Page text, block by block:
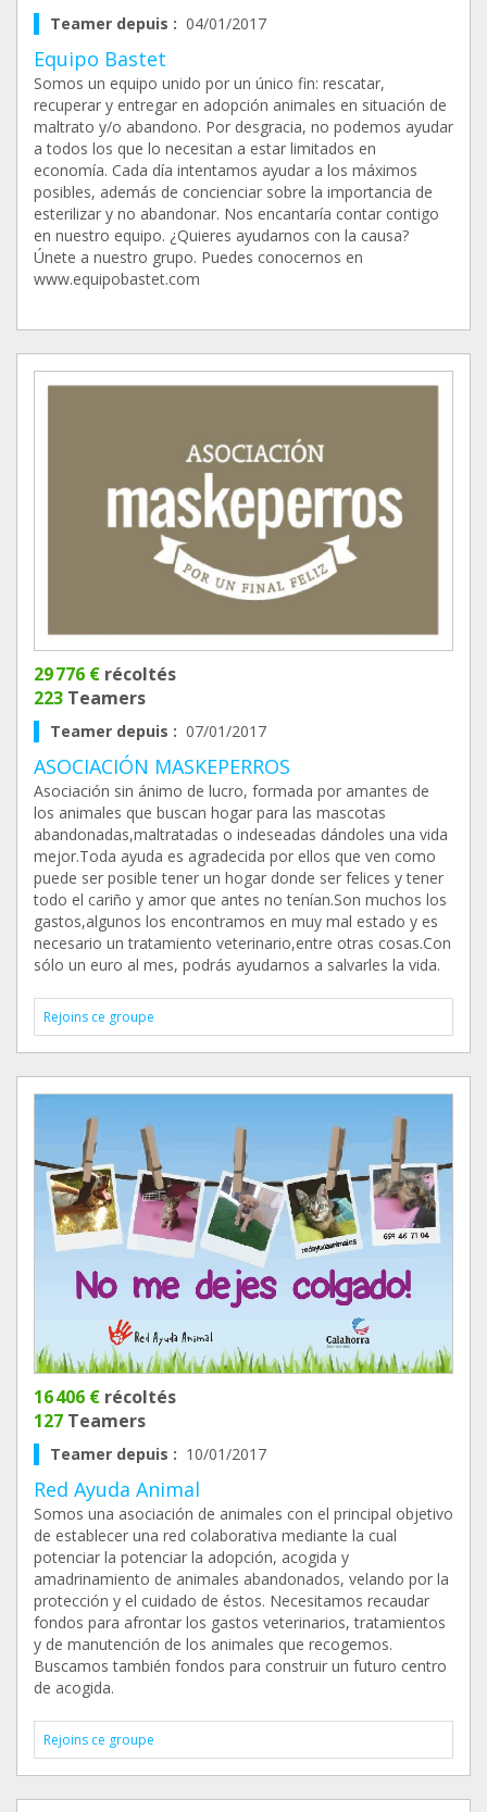
Teamer depuis : 04/01/2017
Equipo Bastet
Somos un equipo unido por un único fin: rescatar,
recuperar y entregar en adopción animales en situación de
maltrato y/o abandono. Por desgracia, no podemos ayudar
a todos los que lo necesitan a estar limitados en
economía. Cada día intentamos ayudar a los máximos
posibles, además de concienciar sobre la importancia de
esterilizar y no abandonar. Nos encantaría contar contigo
en nuestro equipo. ¿Quieres ayudarnos con la causa?
Únete a nuestro grupo. Puedes conocernos en
www.equipobastet.com
29 776 € récoltés
223 Teamers
Teamer depuis : 07/01/2017
ASOCIACIÓN MASKEPERROS
Asociación sin ánimo de lucro, formada por amantes de
los animales que buscan hogar para las mascotas
abandonadas,maltratadas o indeseadas dándoles una vida
mejor.Toda ayuda es agradecida por ellos que ven como
puede ser posible tener un hogar donde ser felices y tener
todo el cariño y amor que antes no tenían.Son muchos los
gastos,algunos los encontramos en muy mal estado y es
necesario un tratamiento veterinario,entre otras cosas.Con
sólo un euro al mes, podrás ayudarnos a salvarles la vida.
Rejoins ce groupe
16 406 € récoltés
127 Teamers
Teamer depuis : 10/01/2017
Red Ayuda Animal
Somos una asociación de animales con el principal objetivo
de establecer una red colaborativa mediante la cual
potenciar la potenciar la adopción, acogida y
amadrinamiento de animales abandonados, velando por la
protección y el cuidado de éstos. Necesitamos recaudar
fondos para afrontar los gastos veterinarios, tratamientos
y de manutención de los animales que recogemos.
Buscamos también fondos para construir un futuro centro
de acogida.
Rejoins ce groupe